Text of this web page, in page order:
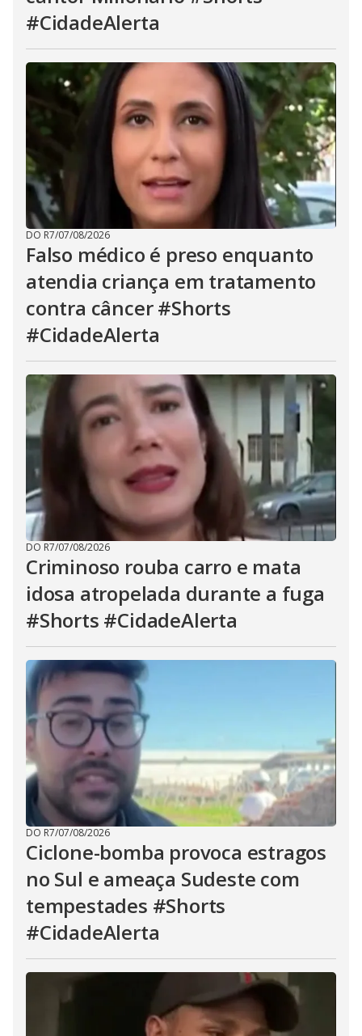
#CidadeAlerta
DO R7/07/08/2026
Falso médico é preso enquanto
atendia criança em tratamento
contra câncer #Shorts
#CidadeAlerta
DO R7/07/08/2026
Criminoso rouba carro e mata
idosa atropelada durante a fuga
#Shorts #CidadeAlerta
DO R7/07/08/2026
Ciclone-bomba provoca estragos
no Sul e ameaça Sudeste com
tempestades #Shorts
#CidadeAlerta